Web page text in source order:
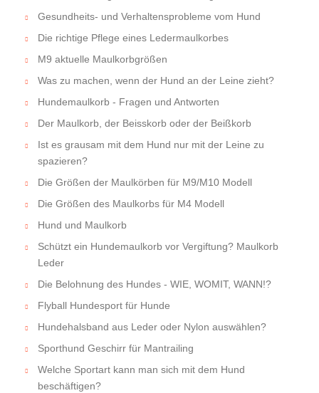
Gesundheits- und Verhaltensprobleme vom Hund
Die richtige Pflege eines Ledermaulkorbes
M9 aktuelle Maulkorbgrößen
Was zu machen, wenn der Hund an der Leine zieht?
Hundemaulkorb - Fragen und Antworten
Der Maulkorb, der Beisskorb oder der Beißkorb
Ist es grausam mit dem Hund nur mit der Leine zu
spazieren?
Die Größen der Maulkörben für M9/M10 Modell
Die Größen des Maulkorbs für M4 Modell
Hund und Maulkorb
Schützt ein Hundemaulkorb vor Vergiftung? Maulkorb
Leder
Die Belohnung des Hundes - WIE, WOMIT, WANN!?
Flyball Hundesport für Hunde
Hundehalsband aus Leder oder Nylon auswählen?
Sporthund Geschirr für Mantrailing
Welche Sportart kann man sich mit dem Hund
beschäftigen?